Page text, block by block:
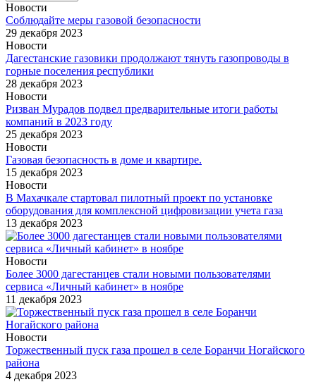
Новости
Соблюдайте меры газовой безопасности
29 декабря 2023
Новости
Дагестанские газовики продолжают тянуть газопроводы в
горные поселения республики
28 декабря 2023
Новости
Ризван Мурадов подвел предварительные итоги работы
компаний в 2023 году
25 декабря 2023
Новости
Газовая безопасность в доме и квартире.
15 декабря 2023
Новости
В Махачкале стартовал пилотный проект по установке
оборудования для комплексной цифровизации учета газа
13 декабря 2023
Новости
Более 3000 дагестанцев стали новыми пользователями
сервиса «Личный кабинет» в ноябре
11 декабря 2023
Новости
Торжественный пуск газа прошел в селе Боранчи Ногайского
района
4 декабря 2023